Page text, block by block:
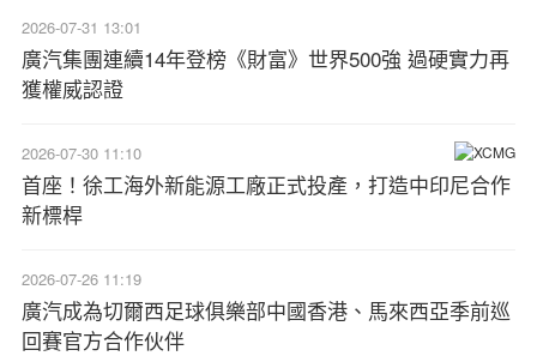
2026-07-31 13:01
廣汽集團連續14年登榜《財富》世界500強 過硬實力再
獲權威認證
2026-07-30 11:10
首座！徐工海外新能源工廠正式投產，打造中印尼合作
新標桿
2026-07-26 11:19
廣汽成為切爾西足球俱樂部中國香港、馬來西亞季前巡
回賽官方合作伙伴